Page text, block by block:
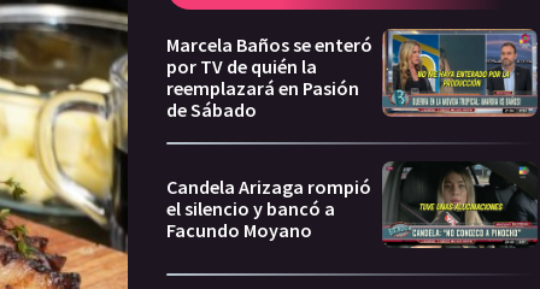
Marcela Baños se enteró
por TV de quién la
reemplazará en Pasión
de Sábado
Candela Arizaga rompió
el silencio y bancó a
Facundo Moyano